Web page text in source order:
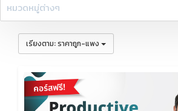
หมวดหมู่ต่างๆ
เรียงตาม:ราคาถูก-แพง